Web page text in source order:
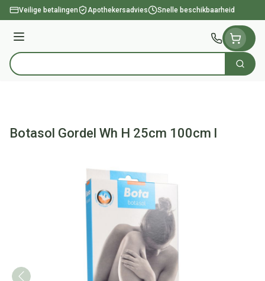
Ga naar de inhoud
Veilige betalingen Apothekersadvies Snelle beschikbaarheid
Menu
Product, merk, categorie... Zoek
Botasol Gordel Wh H 25cm 100cm l